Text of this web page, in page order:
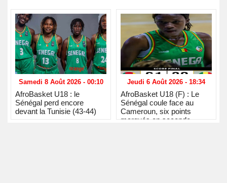
Samedi 8 Août 2026 - 00:10
AfroBasket U18 : le
Sénégal perd encore
devant la Tunisie (43-44)
Jeudi 6 Août 2026 - 18:34
AfroBasket U18 (F) : Le
Sénégal coule face au
Cameroun, six points
marqués en seconde